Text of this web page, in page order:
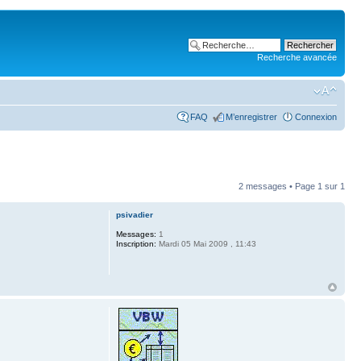
Recherche avancée
FAQ M’enregistrer Connexion
2 messages • Page 1 sur 1
psivadier
Messages: 1
Inscription: Mardi 05 Mai 2009 , 11:43